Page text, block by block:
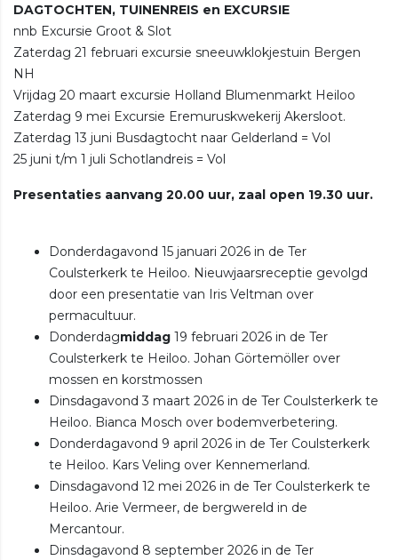
DAGTOCHTEN, TUINENREIS en EXCURSIE
nnb Excursie Groot & Slot
Zaterdag 21 februari excursie sneeuwklokjestuin Bergen
NH
Vrijdag 20 maart excursie Holland Blumenmarkt Heiloo
Zaterdag 9 mei Excursie Eremuruskwekerij Akersloot.
Zaterdag 13 juni Busdagtocht naar Gelderland = Vol
25 juni t/m 1 juli Schotlandreis = Vol
Presentaties aanvang 20.00 uur, zaal open 19.30 uur.
Donderdagavond 15 januari 2026 in de Ter
Coulsterkerk te Heiloo. Nieuwjaarsreceptie gevolgd
door een presentatie van Iris Veltman over
permacultuur.
Donderdagmiddag 19 februari 2026 in de Ter
Coulsterkerk te Heiloo. Johan Görtemöller over
mossen en korstmossen
Dinsdagavond 3 maart 2026 in de Ter Coulsterkerk te
Heiloo. Bianca Mosch over bodemverbetering.
Donderdagavond 9 april 2026 in de Ter Coulsterkerk
te Heiloo. Kars Veling over Kennemerland.
Dinsdagavond 12 mei 2026 in de Ter Coulsterkerk te
Heiloo. Arie Vermeer, de bergwereld in de
Mercantour.
Dinsdagavond 8 september 2026 in de Ter